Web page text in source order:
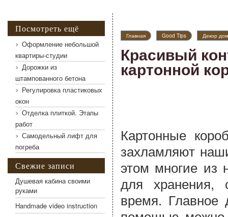
Главная Good Tips Декор
Красивый
картонной
Картонные
захламляют
этом многие из
для хранения,
время. Главное
Посмотреть ещё
Оформление небольшой
квартиры-студии
Дорожки из
штампованного бетона
Регулировка пластиковых
окон
Отделка плиткой. Этапы
работ
Самодельный лифт для
погреба
Свежие записи
Душевая кабина своими
руками
Handmade video instruction